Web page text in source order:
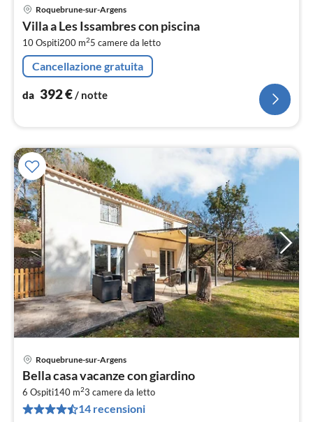
Roquebrune-sur-Argens
Villa a Les Issambres con piscina
10 Ospiti200 m25 camere da letto
Cancellazione gratuita
da 392€/ notte
Roquebrune-sur-Argens
Bella casa vacanze con giardino
6 Ospiti140 m23 camere da letto
14 recensioni